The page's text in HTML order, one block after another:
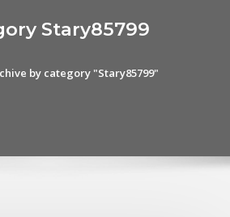
Stary85799
by category "Stary85799"